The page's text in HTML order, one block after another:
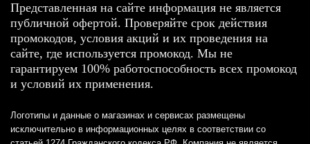
Представленная на сайте информация не является
публичной офертой. Проверяйте срок действия
промокодов, условия акций и их проведения на
сайте, где используется промокод. Мы не
гарантируем 100% работоспособность всех промокод
и условий их применения.
Логотипы и данные о магазинах и сервисах размещены
исключительно в информационных целях в соответствии со